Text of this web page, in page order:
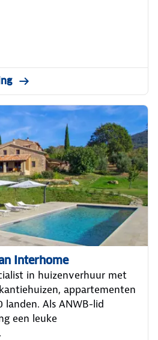
Interhome
in huizenverhuur met
appartementen
landen. Als ANWB-lid
een leuke